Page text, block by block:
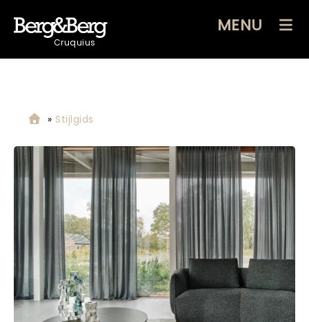
Cruquius
MENU
» Stijlgids